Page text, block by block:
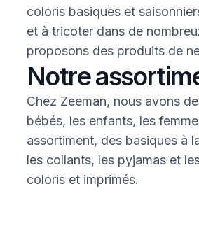
coloris basiques et
et à tricoter dans de
proposons des produits de
Notre
Chez Zeeman, nous avons
bébés, les enfants, les
assortiment, des basiques à
les collants, les pyjamas et
coloris et imprimés.